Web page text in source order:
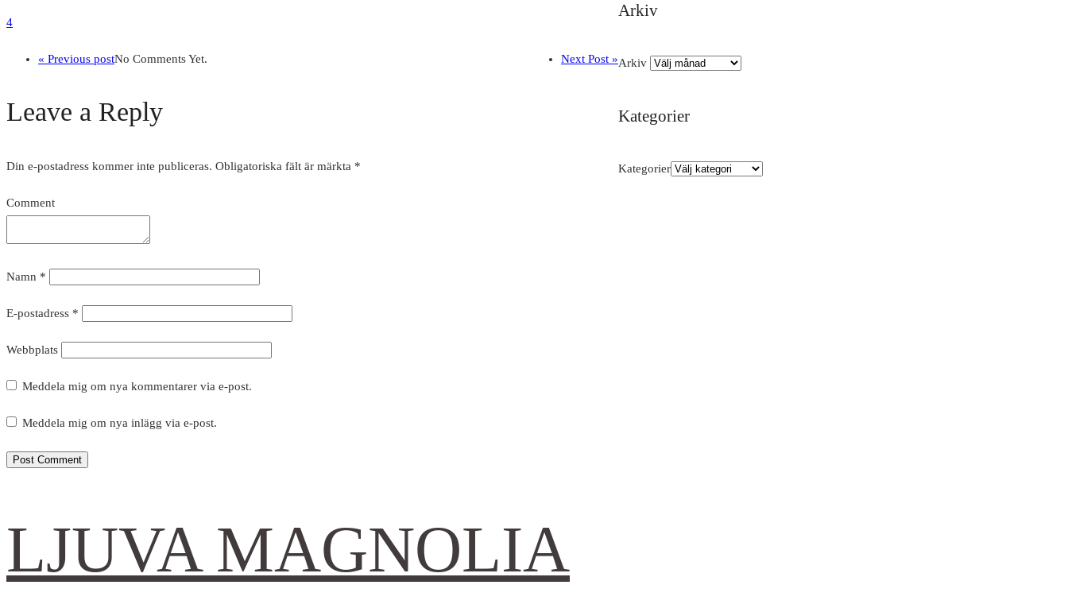
4
« Previous post Next Post »
No Comments Yet.
Leave a Reply
Din e-postadress kommer inte publiceras. Obligatoriska fält är märkta *
Comment
Namn *
E-postadress *
Webbplats
Meddela mig om nya kommentarer via e-post.
Meddela mig om nya inlägg via e-post.
Arkiv
Arkiv
Kategorier
Kategorier
LJUVA MAGNOLIA